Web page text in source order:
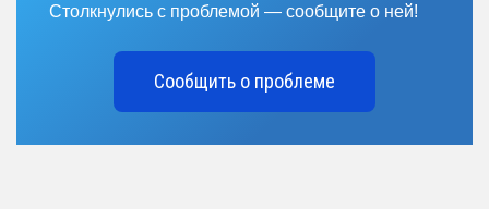
Столкнулись с проблемой — сообщите о ней!
Сообщить о проблеме